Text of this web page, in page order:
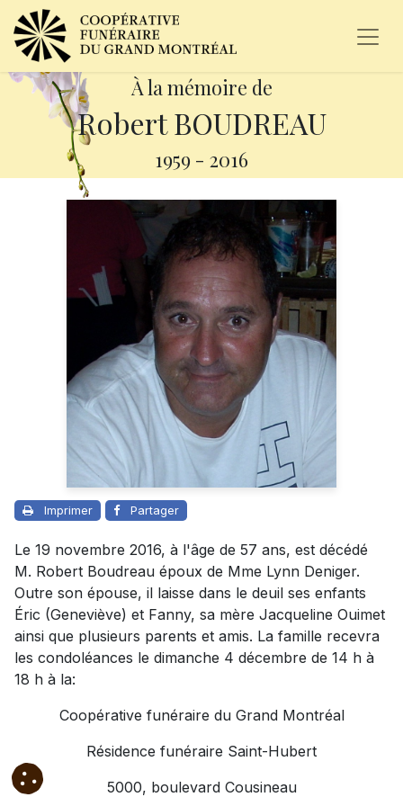
À la mémoire de
Robert BOUDREAU
1959 - 2016
Imprimer Partager
Le 19 novembre 2016, à l'âge de 57 ans, est décédé
M. Robert Boudreau époux de Mme Lynn Deniger.
Outre son épouse, il laisse dans le deuil ses enfants
Éric (Geneviève) et Fanny, sa mère Jacqueline Ouimet
ainsi que plusieurs parents et amis. La famille recevra
les condoléances le dimanche 4 décembre de 14 h à
18 h à la:
Coopérative funéraire du Grand Montréal
Résidence funéraire Saint-Hubert
5000, boulevard Cousineau